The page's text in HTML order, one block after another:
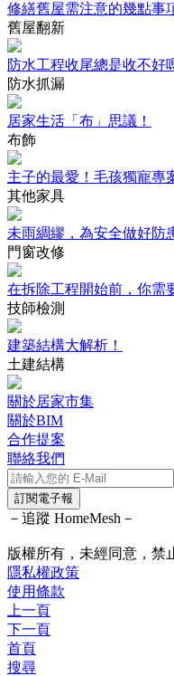
修繕舊屋需注意的幾點事
舊屋翻新
防水工程收尾總是收不好
防水抓漏
居家生活「布」思議！
布飾
主子的最愛！毛孩獨寵專
其他家具
未雨綢繆，為安全做好防
門窗改修
在拆除工程開始前，你需
技師檢測
建築結構大解析！
土建結構
關於居家市集
關於BIM
合作提案
聯絡我們
訂閱電子報
－追蹤 HomeMesh－
版權所有，未經同意，禁
隱私權政策
使用條款
上一頁
下一頁
首頁
搜尋